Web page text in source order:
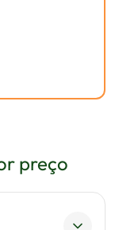
preço